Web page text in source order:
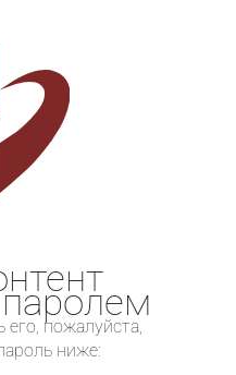
пожалуйста,
ниже: